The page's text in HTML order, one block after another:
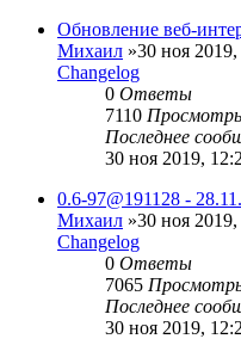
Обновление веб-
Михаил »30 ноя
Changelog
0 Ответы
7110
Последнее
30 ноя 2019,
0.6-97@191128 -
Михаил »30 ноя
Changelog
0 Ответы
7065
Последнее
30 ноя 2019,